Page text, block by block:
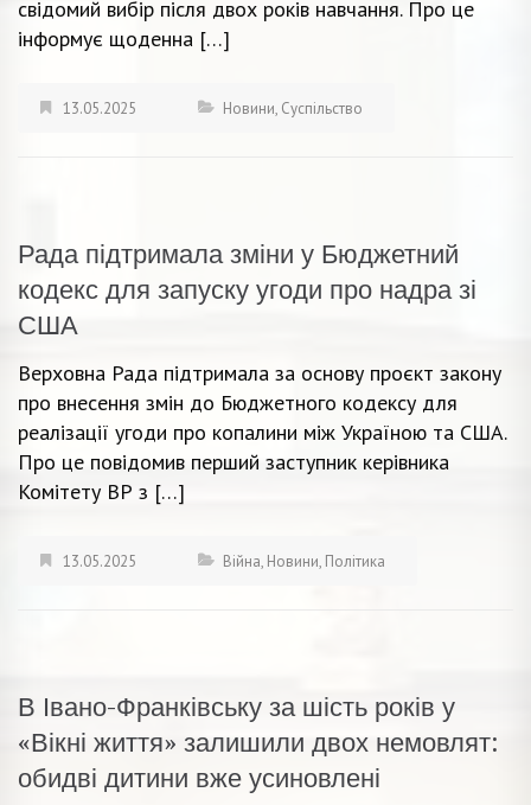
свідомий вибір після двох років навчання. Про це
інформує щоденна […]
13.05.2025 Новини, Суспільство
Рада підтримала зміни у Бюджетний
кодекс для запуску угоди про надра зі
США
Верховна Рада підтримала за основу проєкт закону
про внесення змін до Бюджетного кодексу для
реалізації угоди про копалини між Україною та США.
Про це повідомив перший заступник керівника
Комітету ВР з […]
13.05.2025 Війна, Новини, Політика
В Івано-Франківську за шість років у
«Вікні життя» залишили двох немовлят:
обидві дитини вже усиновлені